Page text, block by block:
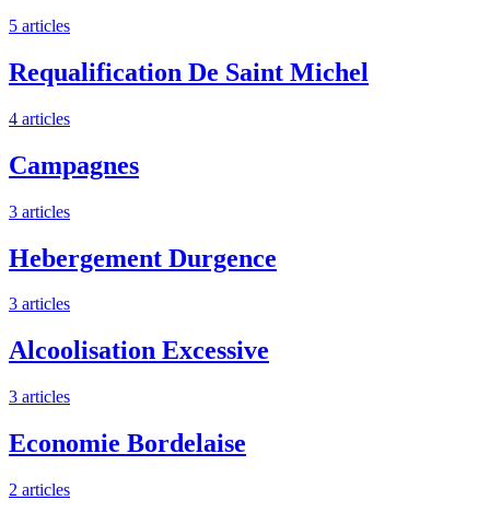
5 articles
Requalification De Saint Michel
4 articles
Campagnes
3 articles
Hebergement Durgence
3 articles
Alcoolisation Excessive
3 articles
Economie Bordelaise
2 articles